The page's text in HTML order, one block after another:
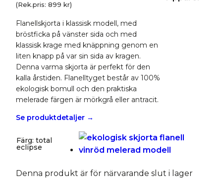
(Rek.pris: 899 kr)
Flanellskjorta i klassisk modell, med
bröstficka på vänster sida och med
klassisk krage med knäppning genom en
liten knapp på var sin sida av kragen.
Denna varma skjorta är perfekt för den
kalla årstiden. Flanelltyget består av 100%
ekologisk bomull och den praktiska
melerade färgen är mörkgrå eller antracit.
Se produktdetaljer →
Färg: total
eclipse
Denna produkt är för närvarande slut i lager